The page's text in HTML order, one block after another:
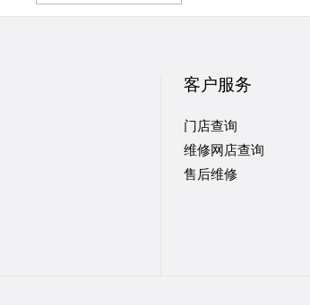
客户服务
门店查询
维修网店查询
售后维修